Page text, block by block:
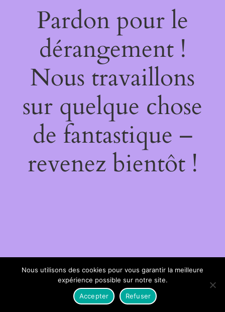
Pardon pour le
dérangement !
Nous travaillons
sur quelque chose
de fantastique –
revenez bientôt !
Nous utilisons des cookies pour vous garantir la meilleure
expérience possible sur notre site.
Accepter
Refuser